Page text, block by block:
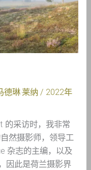
德琳·莱纳 / 2022年
的采访时，我非常
然摄影师，领导工
杂志的主编，以及
因此是荷兰摄影界